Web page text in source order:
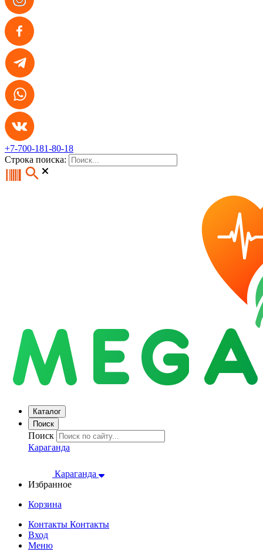
+7-700-181-80-18
Строка поиска:
Каталог
Поиск
Поиск
Караганда
Караганда
Избранное
Корзина
Контакты Контакты
Вход
Меню